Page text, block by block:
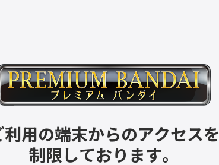
利用の端末からのアクセスを
制限しております。